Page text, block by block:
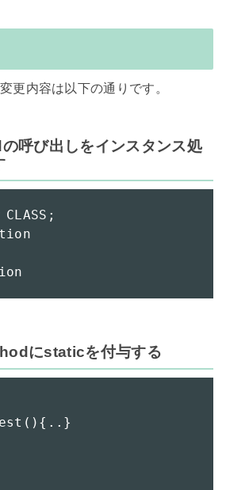
更内容は以下の通りです。
呼び出しをインスタンス処
にstaticを付与する